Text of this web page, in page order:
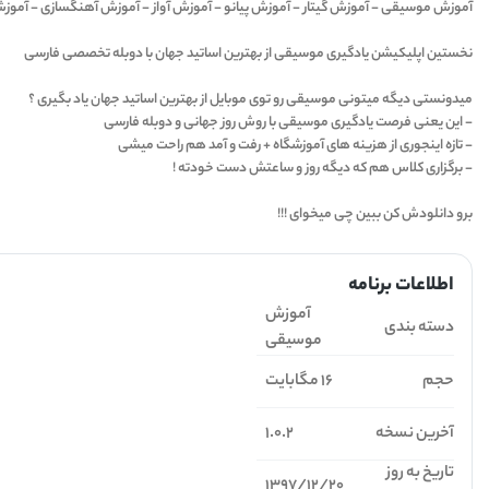
آموزش موسیقی - آموزش گیتار - آموزش پیانو - آموزش آواز - آموزش آهنگسازی -
نخستین اپلیکیشن یادگیری موسیقی از بهترین اساتید جهان با دوبله تخصصی فارسی
میدونستی دیگه میتونی موسیقی رو توی موبایل از بهترین اساتید جهان یاد بگیری ؟
- این یعنی فرصت یادگیری موسیقی با روش روز جهانی و دوبله فارسی
- تازه اینجوری از هزینه های آموزشگاه + رفت و آمد هم راحت میشی
- برگزاری کلاس هم که دیگه روز و ساعتش دست خودته !
برو دانلودش کن ببین چی میخوای !!!
اطلاعات برنامه
دسته بندی
آموزش
موسیقی
حجم
16 مگابایت
آخرین نسخه
1.0.2
تاریخ به روز